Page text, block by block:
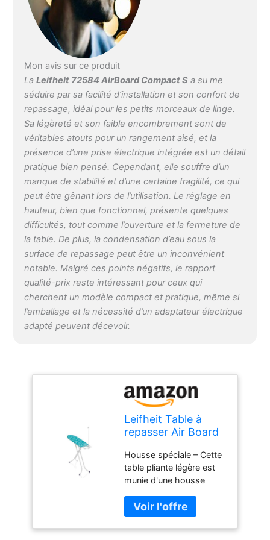
de 110 x 30 cm est
confortable à utiliser et
s'adapte à votre position
à base de plastique
ultra-léger est muni d'un
verrouillage pour le
transport ainsi que de
quatre pieds ajustables
antidérapants Livraison –
Leifheit Table à repasser
Air Board S Compact
(132 x 40 x 8 cm), pour
fers ordinaires et à
vapeur, surface de
repassage 110 x 30 cm,
hauteur jusqu'à 88 cm,
3,5 kg, numéro d'article :
72584
Mon avis sur ce produit
LaLeifheit 72584 AirBoard Compact S a su me
séduire par sa facilité d’installation et son confort de
repassage, idéal pour les petits morceaux de linge.
Sa légèreté et son faible encombrement sont de
véritables atouts pour un rangement aisé, et la
présence d’une prise électrique intégrée est un détail
pratique bien pensé. Cependant, elle souffre d’un
manque de stabilité et d’une certaine fragilité, ce qui
peut être gênant lors de l’utilisation. Le réglage en
hauteur, bien que fonctionnel, présente quelques
difficultés, tout comme l’ouverture et la fermeture de
la table. De plus, la condensation d’eau sous la
surface de repassage peut être un inconvénient
notable. Malgré ces points négatifs, le rapport
qualité-prix reste intéressant pour ceux qui
cherchent un modèle compact et pratique, même si
l’emballage et la nécessité d’un adaptateur électrique
adapté peuvent décevoir.
Leifheit Table à
repasser Air Board
de repassage 110 x
30 cm avec housse
Thermo Reflect,
planche à repasser
chemise et autres
vetêments, table
ajustable avec
Housse spéciale – Cette
table pliante légère est
munie d'une housse
réfléchissant la vapeur et
la chaleur du fer pour
lisser simultanément en-